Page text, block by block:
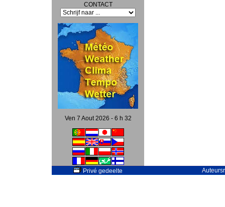
CONTACT
Ven 7 Aout 2026 - 6 h 32
Privé gedeelte